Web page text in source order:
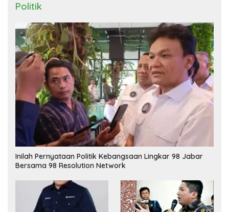
Politik
Inilah Pernyataan Politik Kebangsaan Lingkar 98 Jabar
Bersama 98 Resolution Network